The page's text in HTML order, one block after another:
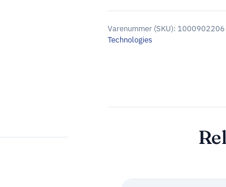
Varenummer (SKU): 1000902206
Technologies